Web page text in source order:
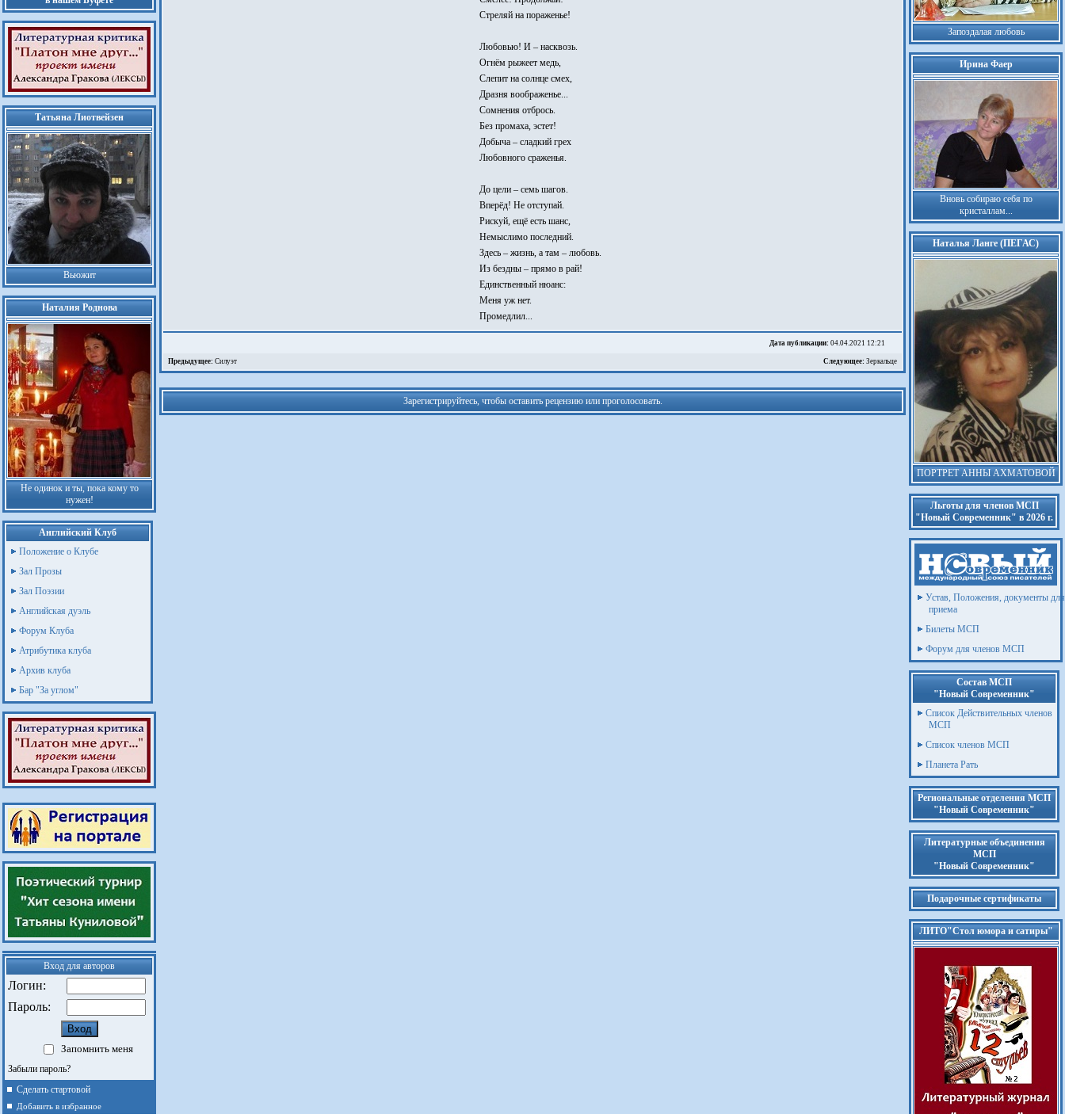
Татьяна Лиотвейзен
Вьюжит
Наталия Роднова
Не одинок и ты, пока кому то
нужен!
Английский Клуб
Положение о Клубе
Зал Прозы
Зал Поэзии
Английская дуэль
Форум Клуба
Атрибутика клуба
Архив клуба
Бар "За углом"
Вход для авторов
Логин:
Пароль:
Запомнить меня
Забыли пароль?
Сделать стартовой
Добавить в избранное
Стреляй на пораженье!
Любовью! И – насквозь.
Огнём рыжеет медь,
Слепит на солнце смех,
Дразня воображенье...
Сомнения отбрось.
Без промаха, эстет!
Добыча – сладкий грех
Любовного сраженья.
До цели – семь шагов.
Вперёд! Не отступай.
Рискуй, ещё есть шанс,
Немыслимо последний.
Здесь – жизнь, а там – любовь.
Из бездны – прямо в рай!
Единственный нюанс:
Меня уж нет.
Промедлил...
Дата публикации: 04.04.2021 12:21
Предыдущее: Силуэт Следующее: Зеркальце
Зарегистрируйтесь, чтобы оставить рецензию или проголосовать.
Запоздалая любовь
Ирина Фаер
Вновь собираю себя по
кристаллам...
Наталья Ланге (ПЕГАС)
ПОРТРЕТ АННЫ АХМАТОВОЙ
Льготы для членов МСП
"Новый Современник" в 2026 г.
Устав, Положения, документы для
приема
Билеты МСП
Форум для членов МСП
Состав МСП
"Новый Современник"
Список Действительных членов
МСП
Список членов МСП
Планета Рать
Региональные отделения МСП
"Новый Современник"
Литературные объединения
МСП
"Новый Современник"
Подарочные сертификаты
ЛИТО"Стол юмора и сатиры"